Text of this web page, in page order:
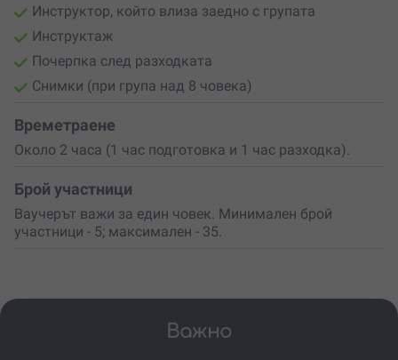
Инструктор, който влиза заедно с групата
Инструктаж
Почерпка след разходката
Снимки (при група над 8 човека)
Времетраене
Около 2 часа (1 час подготовка и 1 час разходка).
Брой участници
Ваучерът важи за един човек. Минимален брой
участници - 5; максимален - 35.
Важно